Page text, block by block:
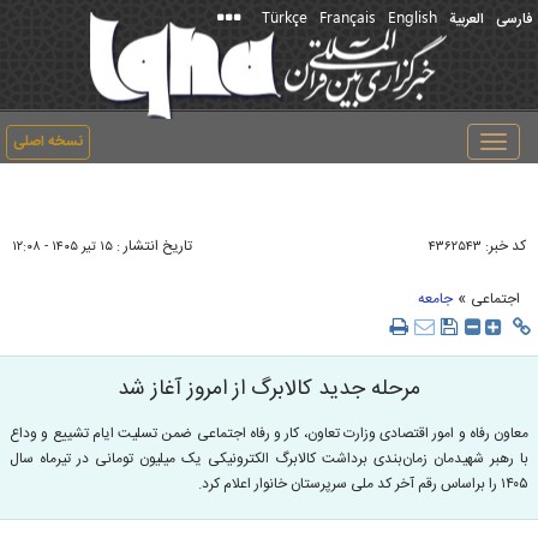
فارسی العربیة English
Français
Türkçe
نسخه اصلی
Toggle
navigation
کد خبر: ۴۳۶۲۵۴۳ تاریخ انتشار : ۱۵ تير ۱۴۰۵ - ۱۲:۰۸
اجتماعی » جامعه
مرحله جدید کالابرگ از امروز آغاز شد
معاون رفاه و امور اقتصادی وزارت تعاون، کار و رفاه اجتماعی ضمن تسلیت ایام تشییع و وداع
با رهبر شهیدمان زمان‌بندی برداشت کالابرگ الکترونیکی یک میلیون تومانی در تیرماه سال
۱۴۰۵ را براساس رقم آخر کد ملی سرپرستان خانوار اعلام کرد.